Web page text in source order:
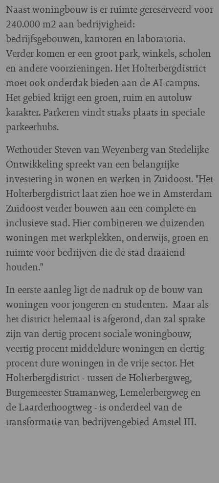
Naast woningbouw is er ruimte gereserveerd voor
240.000 m2 aan bedrijvigheid:
bedrijfsgebouwen, kantoren en laboratoria.
Verder komen er een groot park, winkels, scholen
en andere voorzieningen. Het Holterbergdistrict
moet ook onderdak bieden aan de AI-campus.
Het gebied krijgt een groen, ruim en autoluw
karakter. Parkeren vindt straks plaats in speciale
parkeerhubs.
Wethouder Steven van Weyenberg van Stedelijke
Ontwikkeling spreekt van een belangrijke
investering in wonen en werken in Zuidoost. "Het
Holterbergdistrict laat zien hoe we in Amsterdam
Zuidoost verder bouwen aan een complete en
inclusieve stad. Hier combineren we duizenden
woningen met werkplekken, onderwijs, groen en
ruimte voor bedrijven die de stad draaiend
houden."
In eerste aanleg ligt de nadruk op de bouw van
woningen voor jongeren en studenten. Maar als
het district helemaal is afgerond, dan zal sprake
zijn van dertig procent sociale woningbouw,
veertig procent middeldure woningen en dertig
procent dure woningen in de vrije sector. Het
Holterbergdistrict - tussen de Holterbergweg,
Burgemeester Stramanweg, Lemelerbergweg en
de Laarderhoogtweg - is onderdeel van de
transformatie van bedrijvengebied Amstel III.